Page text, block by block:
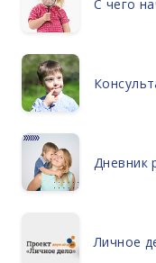
С чего
Дневник
Личное